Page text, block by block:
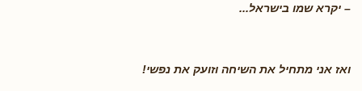
– יקרא שמו בישראל...
ואז אני מתחיל את השיחה וזועק את נפשי!